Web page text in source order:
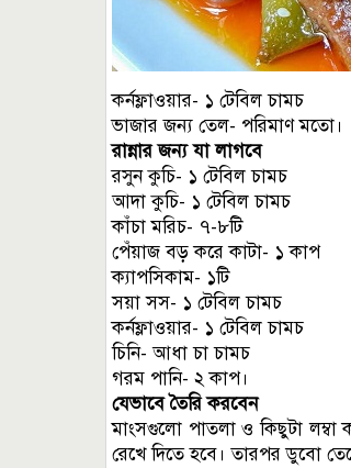
কর্নফ্লাওয়ার- ১ টেবিল চামচ
ভাজার জন্য তেল- পরিমাণ মতো।
রান্নার জন্য যা লাগবে
রসুন কুচি- ১ টেবিল চামচ
আদা কুচি- ১ টেবিল চামচ
কাঁচা মরিচ- ৭-৮টি
পেঁয়াজ বড় করে কাটা- ১ কাপ
ক্যাপসিকাম- ১টি
সয়া সস- ১ টেবিল চামচ
কর্নফ্লাওয়ার- ১ টেবিল চামচ
চিনি- আধা চা চামচ
গরম পানি- ২ কাপ।
যেভাবে তৈরি করবেন
মাংসগুলো পাতলা ও কিছুটা লম্বা
রেখে দিতে হবে। তারপর ডুবো